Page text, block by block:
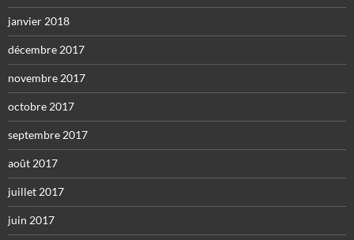
janvier 2018
décembre 2017
novembre 2017
octobre 2017
septembre 2017
août 2017
juillet 2017
juin 2017